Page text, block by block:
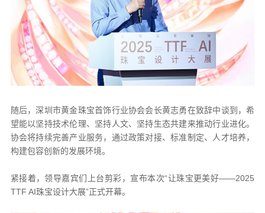
随后，深圳市黄金珠宝首饰行业协会会长黄志勇在致辞中谈到，希
望能以坚持技术伦理、坚持人文、坚持生态共建来推动行业进化。
协会将持续完善产业服务，通过政策对接、标准制定、人才培养，
构建包容创新的发展环境。
紧接着，领导嘉宾们上台剪彩，宣布本次“让珠宝更美好——2025
TTF AI珠宝设计大展”正式开幕。